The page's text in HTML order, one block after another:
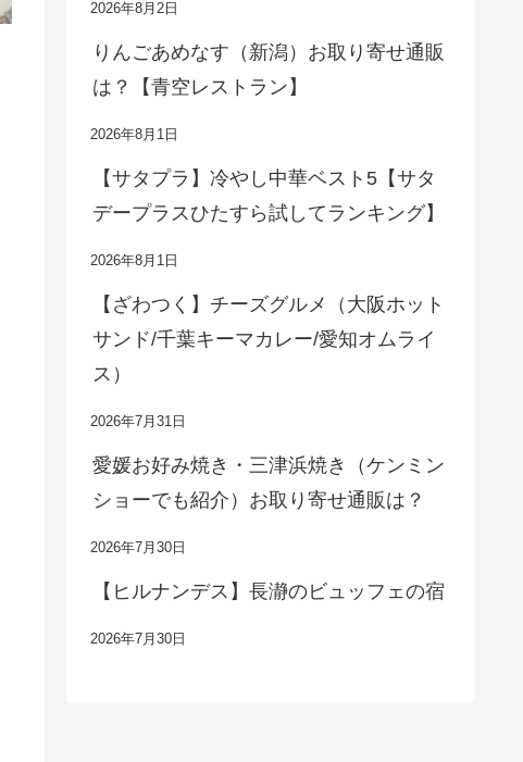
2026年8月2日
りんごあめなす（新潟）お取り寄せ通販
は？【青空レストラン】
2026年8月1日
【サタプラ】冷やし中華ベスト5【サタ
デープラスひたすら試してランキング】
2026年8月1日
【ざわつく】チーズグルメ（大阪ホット
サンド/千葉キーマカレー/愛知オムライ
ス）
2026年7月31日
愛媛お好み焼き・三津浜焼き（ケンミン
ショーでも紹介）お取り寄せ通販は？
2026年7月30日
【ヒルナンデス】長瀞のビュッフェの宿
2026年7月30日